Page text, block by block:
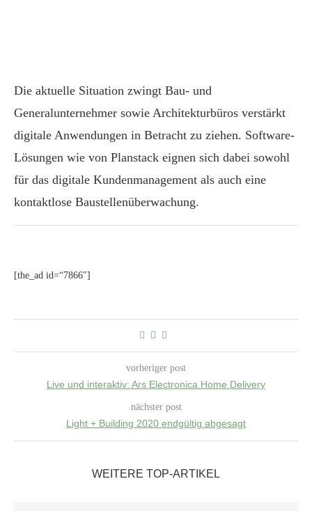
Die aktuelle Situation zwingt Bau- und
Generalunternehmer sowie Architekturbüros verstärkt
digitale Anwendungen in Betracht zu ziehen. Software-
Lösungen wie von Planstack eignen sich dabei sowohl
für das digitale Kundenmanagement als auch eine
kontaktlose Baustellenüberwachung.
[the_ad id=“7866″]
vorheriger post
Live und interaktiv: Ars Electronica Home Delivery
nächster post
Light + Building 2020 endgültig abgesagt
WEITERE TOP-ARTIKEL